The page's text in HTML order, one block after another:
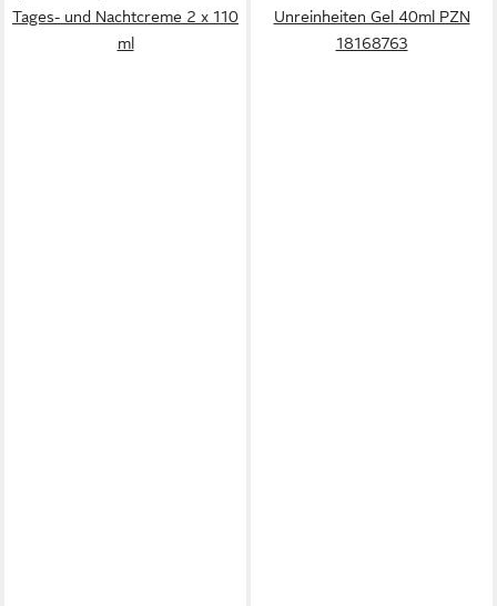
Tages- und Nachtcreme 2 x 110
ml
Unreinheiten Gel 40ml PZN
18168763